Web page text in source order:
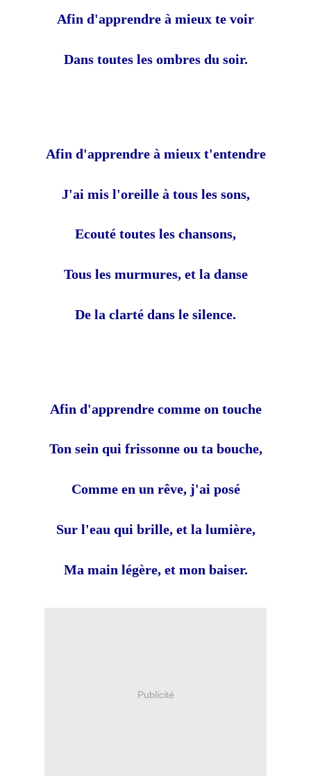
Afin d'apprendre à mieux te voir
Dans toutes les ombres du soir.
Afin d'apprendre à mieux t'entendre
J'ai mis l'oreille à tous les sons,
Ecouté toutes les chansons,
Tous les murmures, et la danse
De la clarté dans le silence.
Afin d'apprendre comme on touche
Ton sein qui frissonne ou ta bouche,
Comme en un rêve, j'ai posé
Sur l'eau qui brille, et la lumière,
Ma main légère, et mon baiser.
Publicité